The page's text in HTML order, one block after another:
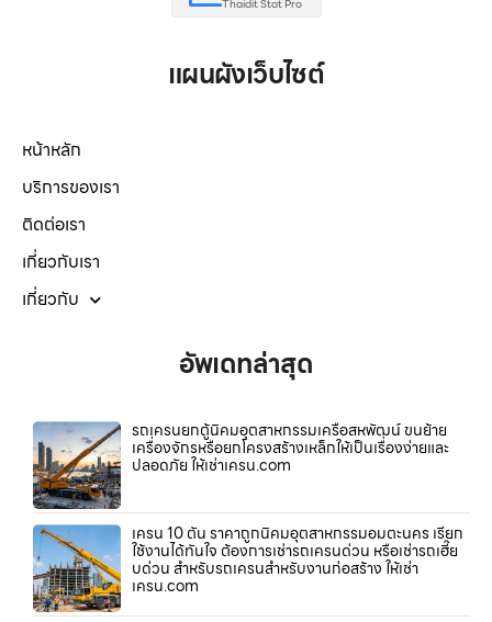
Thaidit Stat Pro
แผนผังเว็บไซต์
หน้าหลัก
บริการของเรา
ติดต่อเรา
เกี่ยวกับเรา
เกี่ยวกับ
อัพเดทล่าสุด
รถเครนยกตู้นิคมอุตสาหกรรมเครือสหพัฒน์ ขนย้าย
เครื่องจักรหรือยกโครงสร้างเหล็กให้เป็นเรื่องง่ายและ
ปลอดภัย ให้เช่าเครน.com
เครน 10 ตัน ราคาถูกนิคมอุตสาหกรรมอมตะนคร เรียก
ใช้งานได้ทันใจ ต้องการเช่ารถเครนด่วน หรือเช่ารถเฮี๊ย
บด่วน สำหรับรถเครนสำหรับงานก่อสร้าง ให้เช่า
เครน.com